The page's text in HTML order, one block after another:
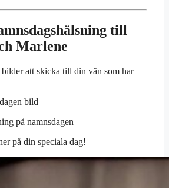
till
Marlene
att skicka till din vän som har